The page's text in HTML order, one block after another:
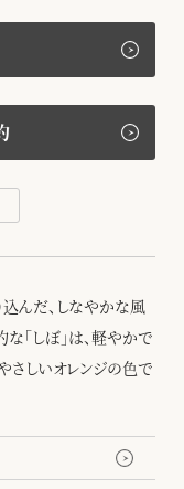
んだ、しなやかな風
「しぼ」は、軽やかで
さしいオレンジの色で